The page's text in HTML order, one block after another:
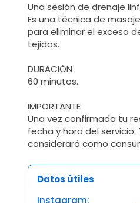
Una sesión de drenaje
Es una técnica de
para eliminar el exceso
tejidos.
DURACIÓN
60 minutos.
IMPORTANTE
Una vez confirmada tu
fecha y hora del
considerará como
Datos útiles
Instagram: